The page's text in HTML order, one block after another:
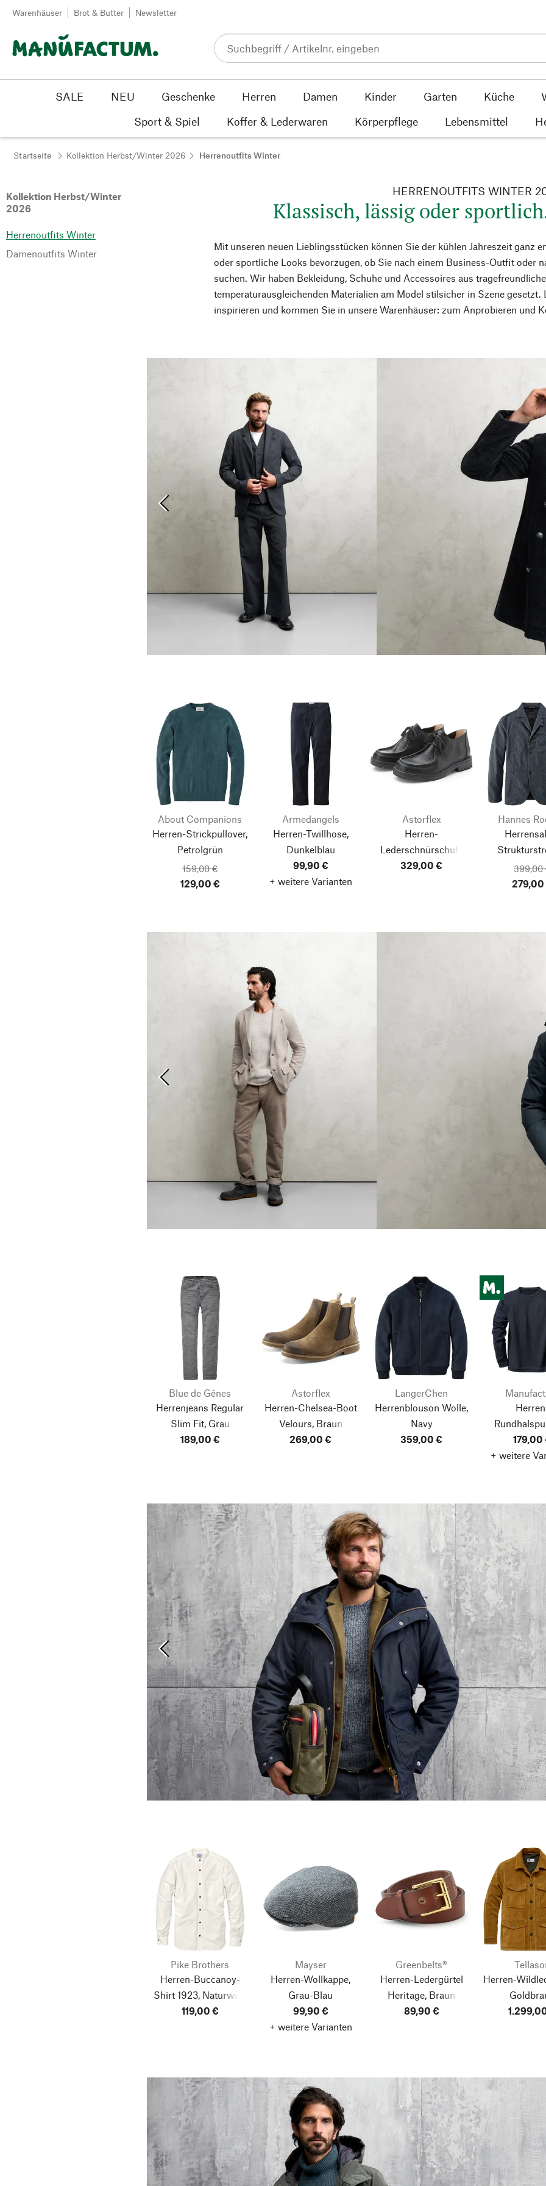
Zum Inhalt springen
Warenhäuser Brot & Butter Newsletter
SALE NEU Geschenke Herren Damen Kinder Garten Küche
Sport & Spiel
Koffer & Lederwaren Körperpflege Lebensmittel
Startseite Kollektion Herbst/Winter 2026 Herrenoutfits Winter
Kollektion Herbst/Winter
2026
Herrenoutfits Winter
Damenoutfits Winter
HERRENOUTFITS WINTER
Klassisch, lässig oder
Mit unseren neuen Lieblingsstücken können Sie der kühlen Jahreszeit ganz
oder sportliche Looks bevorzugen, ob Sie nach einem Business-Outfit oder
suchen. Wir haben Bekleidung, Schuhe und Accessoires aus
temperaturausgleichenden Materialien am Model stilsicher in Szene
inspirieren und kommen Sie in unsere Warenhäuser: zum Anprobieren und
About Companions
Herren-Strickpullover,
Petrolgrün
159,00 €
129,00 €
Armedangels
Herren-Twillhose,
Dunkelblau
99,90 €
+ weitere Varianten
Astorflex
Herren-
Lederschnürschuh,
Schwarz
329,00 €
Hannes
399,00
279,00
Blue de Gênes
Herrenjeans Regular
Slim Fit, Grau
189,00 €
Astorflex
Herren-Chelsea-Boot
Velours, Braun
269,00 €
LangerChen
Herrenblouson Wolle,
Navy
359,00 €
179,00
+ weitere
Vorherige Folie
Pike Brothers
Herren-Buccanoy-
Shirt 1923, Naturweiß
119,00 €
Mayser
Herren-Wollkappe,
Grau-Blau
99,90 €
+ weitere Varianten
Greenbelts®
Herren-Ledergürtel
Heritage, Braun
89,90 €
Herren-